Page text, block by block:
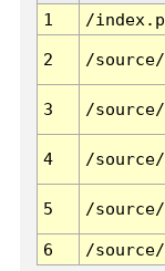
1
/
2 /
3 /
4 /
5 /
6 /